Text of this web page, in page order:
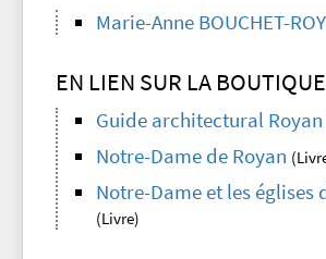
Marie-Anne BOUCHET-ROY
EN LIEN SUR LA
Guide architectural Royan
Notre-Dame de Royan
Notre-Dame et les églises
(Livre)